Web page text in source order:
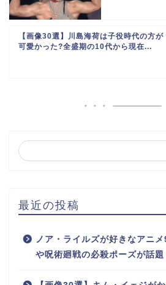
【画像30選】川島海荷は子役時代の方が
可愛かった?全盛期の10代から現在...
最近の投稿
ノア・ライルズが好きなアニ
や呪術廻戦の必殺ポーズが話題